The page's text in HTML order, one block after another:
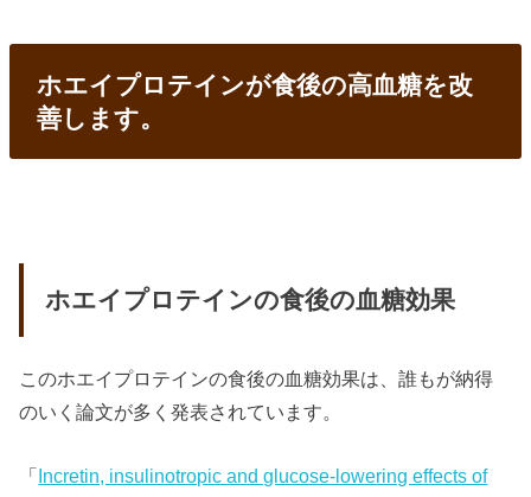
ホエイプロテインが食後の高血糖を改
善します。
ホエイプロテインの食後の血糖効果
このホエイプロテインの食後の血糖効果は、誰もが納得
のいく論文が多く発表されています。
「
Incretin, insulinotropic and glucose-lowering effects of